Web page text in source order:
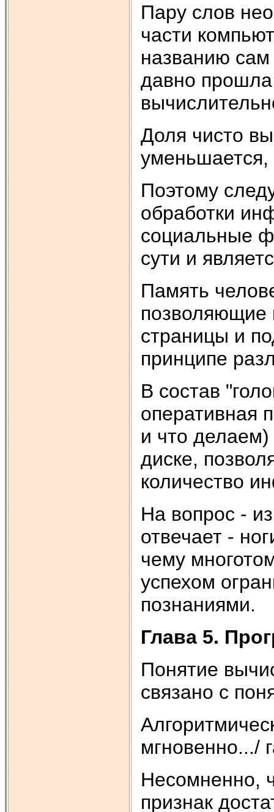
Пару слов
части
названию сам
давно прошла
Доля чисто
уменьшается,
Поэтому
обработки
социальные
сути и
Память
позволяющие
страницы и
принципе
В состав
оперативная
и что
диске,
количество
На вопрос -
отвечает -
чему
успехом
познаниями.
Глава 5.
Понятие
связано с
мгновенно.../
Несомненно,
признак